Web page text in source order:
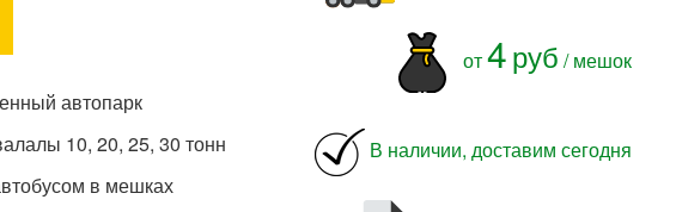
от4руб / мешок
В наличии, доставим сегодня
автопарк
10, 20, 25, 30 тонн
в мешках